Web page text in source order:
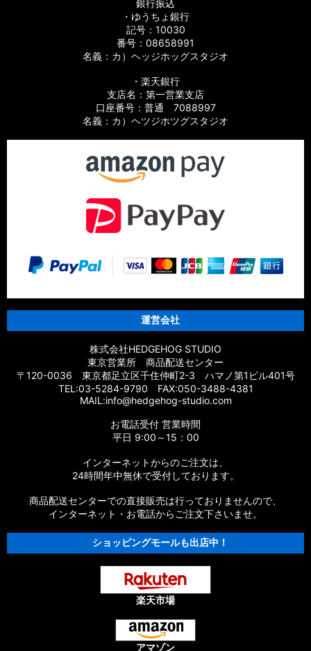
【シマノ】21グラップラー［GRAPPLER］純正パーツリスト
【シマノ】15アルデバラン BFS XG LIMITED［ALDEBARAN］
【シマノ】15アルデバラン［ALDEBARAN］純正パーツリスト
【シマノ】09アルデバラン Mg/Mg7［ALDEBARAN］純正パ
【シマノ】21スコーピオン MD［Scorpion］純正パーツリスト
【シマノ】17スコーピオン DC［Scorpion］純正パーツリスト
【シマノ】17スコーピオン BFS/BFS XG［Scorpion］純正パー
【シマノ】14スコーピオン［Scorpion］純正パーツリスト
【シマノ】16スコーピオン 70［Scorpion］純正パーツリスト
【シマノ】11スコーピオン DC［Scorpion］純正パーツリスト
【シマノ】10スコーピオン XT 1000［Scorpion］純正パーツ
リスト
【シマノ】04スコーピオン Mg 1000［Scorpion］純正パーツ
【シマノ】00スコーピオン 1000［Scorpion］純正パーツリス
【シマノ】11-13オシアカルカッタ［OCEA CALCUTTA］純正
銀行振込
・ゆうちょ銀行
記号：10030
番号：08658991
名義：カ）ヘッジホッグスタジオ
・楽天銀行
支店名：第一営業支店
口座番号：普通 7088997
名義：カ）ヘツジホツグスタジオ
運営会社
株式会社HEDGEHOG STUDIO
東京営業所 商品配送センター
〒120-0036 東京都足立区千住仲町2-3 ハマノ第1ビル401号
TEL:03-5284-9790 FAX:050-3488-4381
MAIL:info@hedgehog-studio.com
お電話受付 営業時間
平日 9:00～15：00
インターネットからのご注文は、
24時間年中無休で受付しております。
商品配送センターでの直接販売は行っておりませんので、
インターネット・お電話からご注文下さいませ。
ショッピングモールも出店中！
楽天市場
アマゾン